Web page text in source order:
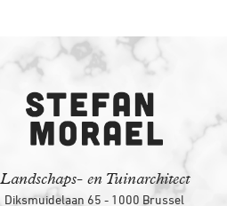
Landschaps- en Tuinarchitect
Diksmuidelaan 65 - 1000 Brussel